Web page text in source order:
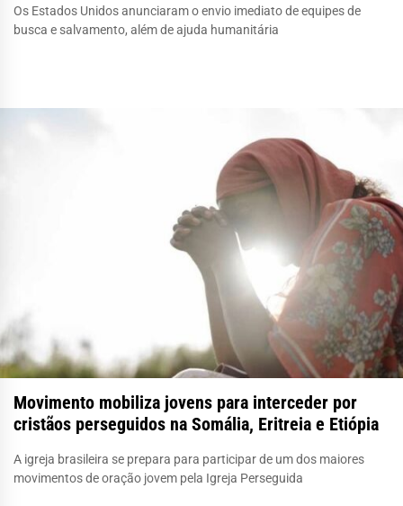
Os Estados Unidos anunciaram o envio imediato de equipes de
busca e salvamento, além de ajuda humanitária
Movimento mobiliza jovens para interceder por
cristãos perseguidos na Somália, Eritreia e Etiópia
A igreja brasileira se prepara para participar de um dos maiores
movimentos de oração jovem pela Igreja Perseguida